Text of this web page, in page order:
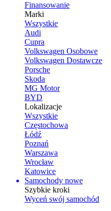
Finansowanie
Marki
Wszystkie
Audi
Cupra
Volkswagen Osobowe
Volkswagen Dostawcze
Porsche
Skoda
MG Motor
BYD
Lokalizacje
Wszystkie
Częstochowa
Łódź
Poznań
Warszawa
Wrocław
Katowice
Samochody nowe
Szybkie kroki
Wyceń swój samochód